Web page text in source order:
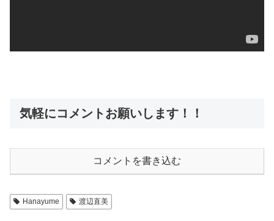
気軽にコメントお願いします！！
コメントを書き込む
Hanayume 渡辺直美